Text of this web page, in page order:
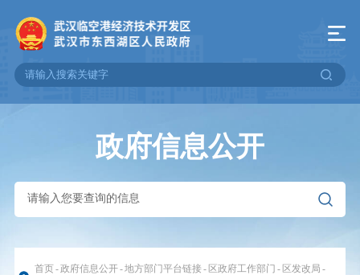
政府信息公开
首页-政府信息公开-地方部门平台链接- 区政府工作部门 - 区发改局 -